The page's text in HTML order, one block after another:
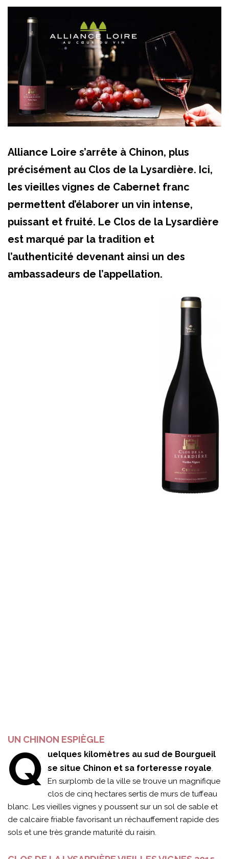
Alliance Loire s’arrête à Chinon, plus
précisément au Clos de la Lysardière. Ici,
les vieilles vignes de Cabernet franc
permettent d’élaborer un vin intense,
puissant et fruité. Le Clos de la Lysardière
est marqué par la tradition et
l’authenticité devenant ainsi un des
ambassadeurs de l’appellation.
UN CHINON ESPIÈGLE
Q
uelques kilomètres au sud de Bourgueil
se situe Chinon et sa forteresse royale.
En surplomb de la ville se trouve un magnifique
clos de cinq hectares sertis de murs de tuffeau
blanc. Les vieilles vignes y poussent sur un sol de sable et
de calcaire friable favorisant un réchauffement rapide des
sols et une très grande maturité du raisin.